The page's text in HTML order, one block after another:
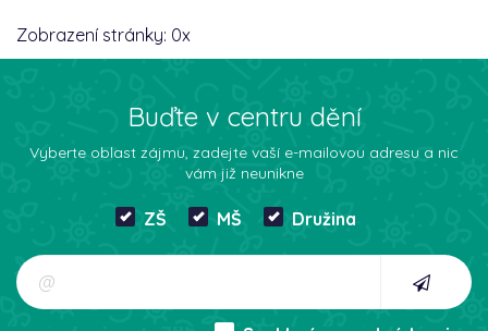
Zobrazení stránky: 0x
Buďte v centru dění
Vyberte oblast zájmu, zadejte vaší e-mailovou adresu a nic
vám již neunikne
ZŠ MŠ Družina